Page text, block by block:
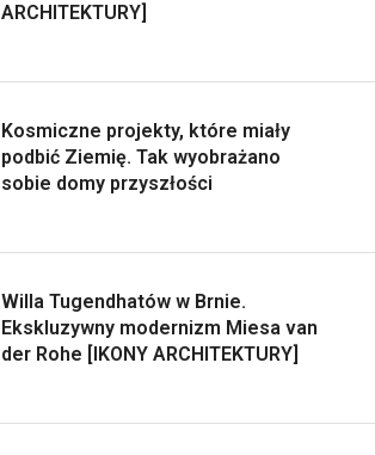
ARCHITEKTURY]
Kosmiczne projekty, które miały
podbić Ziemię. Tak wyobrażano
sobie domy przyszłości
Willa Tugendhatów w Brnie.
Ekskluzywny modernizm Miesa van
der Rohe [IKONY ARCHITEKTURY]